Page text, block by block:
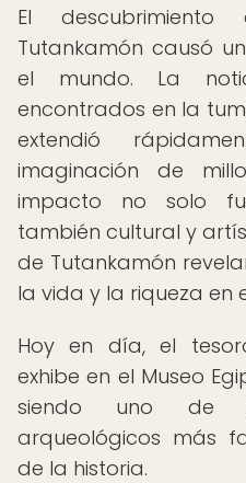
El
Tutankamón causó
el mundo. La
encontrados en la
extendió
imaginación de
impacto no solo
también cultural y
de Tutankamón
la vida y la riqueza en
Hoy en día, el
exhibe en el Museo
siendo uno de
arqueológicos más
de la historia.